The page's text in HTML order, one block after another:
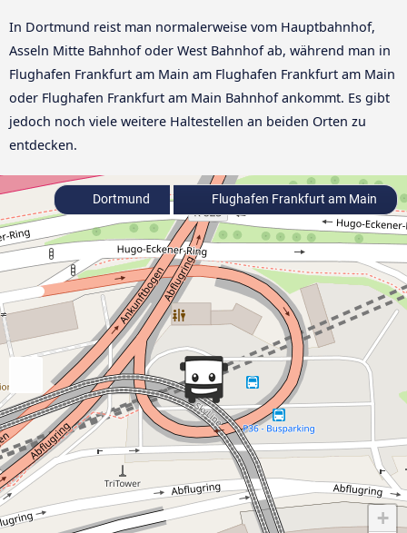
In Dortmund reist man normalerweise vom Hauptbahnhof,
Asseln Mitte Bahnhof oder West Bahnhof ab, während man in
Flughafen Frankfurt am Main am Flughafen Frankfurt am Main
oder Flughafen Frankfurt am Main Bahnhof ankommt. Es gibt
jedoch noch viele weitere Haltestellen an beiden Orten zu
entdecken.
+
Dortmund Flughafen Frankfurt am Main